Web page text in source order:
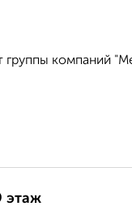
группы компаний
этаж